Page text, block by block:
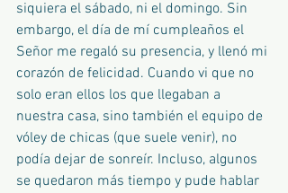
siquiera el sábado, ni el domingo. Sin
embargo, el día de mí cumpleaños el
Señor me regaló su presencia, y llenó mi
corazón de felicidad. Cuando vi que no
solo eran ellos los que llegaban a
nuestra casa, sino también el equipo de
vóley de chicas (que suele venir), no
podía dejar de sonreír. Incluso, algunos
se quedaron más tiempo y pude hablar